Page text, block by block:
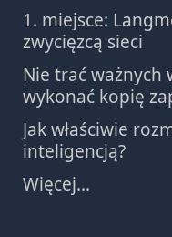
1. miejsce:
zwycięzcą sieci
Nie trać ważnych
wykonać kopię
Jak właściwie
inteligencją?
Więcej...